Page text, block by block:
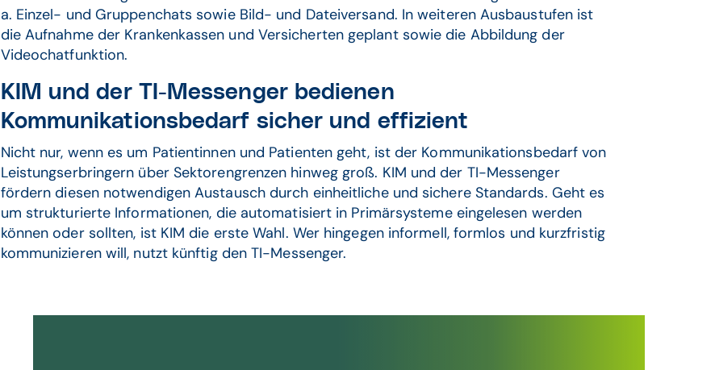
a. Einzel- und Gruppenchats sowie Bild- und Dateiversand. In weiteren Ausbaustufen ist
die Aufnahme der Krankenkassen und Versicherten geplant sowie die Abbildung der
Videochatfunktion.
KIM und der TI-Messenger bedienen
Kommunikationsbedarf sicher und effizient
Nicht nur, wenn es um Patientinnen und Patienten geht, ist der Kommunikationsbedarf von
Leistungserbringern über Sektorengrenzen hinweg groß. KIM und der TI-Messenger
fördern diesen notwendigen Austausch durch einheitliche und sichere Standards. Geht es
um strukturierte Informationen, die automatisiert in Primärsysteme eingelesen werden
können oder sollten, ist KIM die erste Wahl. Wer hingegen informell, formlos und kurzfristig
kommunizieren will, nutzt künftig den TI-Messenger.